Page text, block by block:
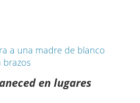
en lugares